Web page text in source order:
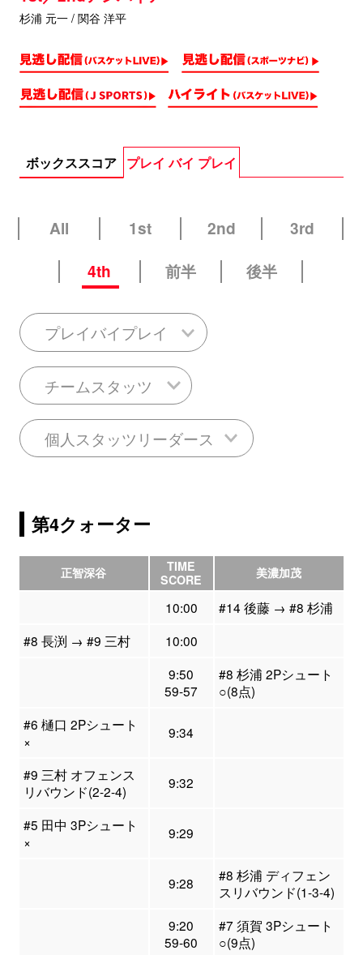
杉浦 元一 / 関谷 洋平
ボックススコア プレイ バイ プレイ
All 1st 2nd
3rd
4th
前半 後半
プレイバイプレイ
チームスタッツ
個人スタッツリーダース
第4クォーター
正智深谷
TIME
SCORE
美濃加茂
10:00
#14 後藤 → #8 杉浦
#8 長渕 → #9 三村
10:00
9:50
59-57
#8 杉浦 2Pシュート
○(8点)
#6 樋口 2Pシュート
×
9:34
#9 三村 オフェンス
リバウンド(2-2-4)
9:32
#5 田中 3Pシュート
×
9:29
9:28
#8 杉浦 ディフェン
スリバウンド(1-3-4)
9:20
59-60
#7 須賀 3Pシュート
○(9点)